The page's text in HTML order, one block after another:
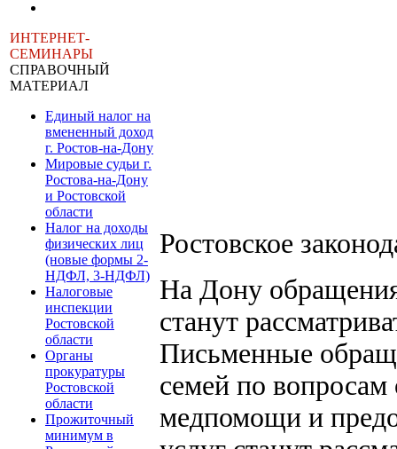
ИНТЕРНЕТ-
СЕМИНАРЫ
СПРАВОЧНЫЙ
МАТЕРИАЛ
Единый налог на
вмененный доход
г. Ростов-на-Дону
Мировые судьи г.
Ростова-на-Дону
и Ростовской
области
Налог на доходы
физических лиц
(новые формы 2-
НДФЛ, 3-НДФЛ)
Налоговые
инспекции
Ростовской
области
Органы
прокуратуры
Ростовской
области
Прожиточный
минимум в
Ростовское
На Дону
станут
Письменные
семей по
медпомощи и